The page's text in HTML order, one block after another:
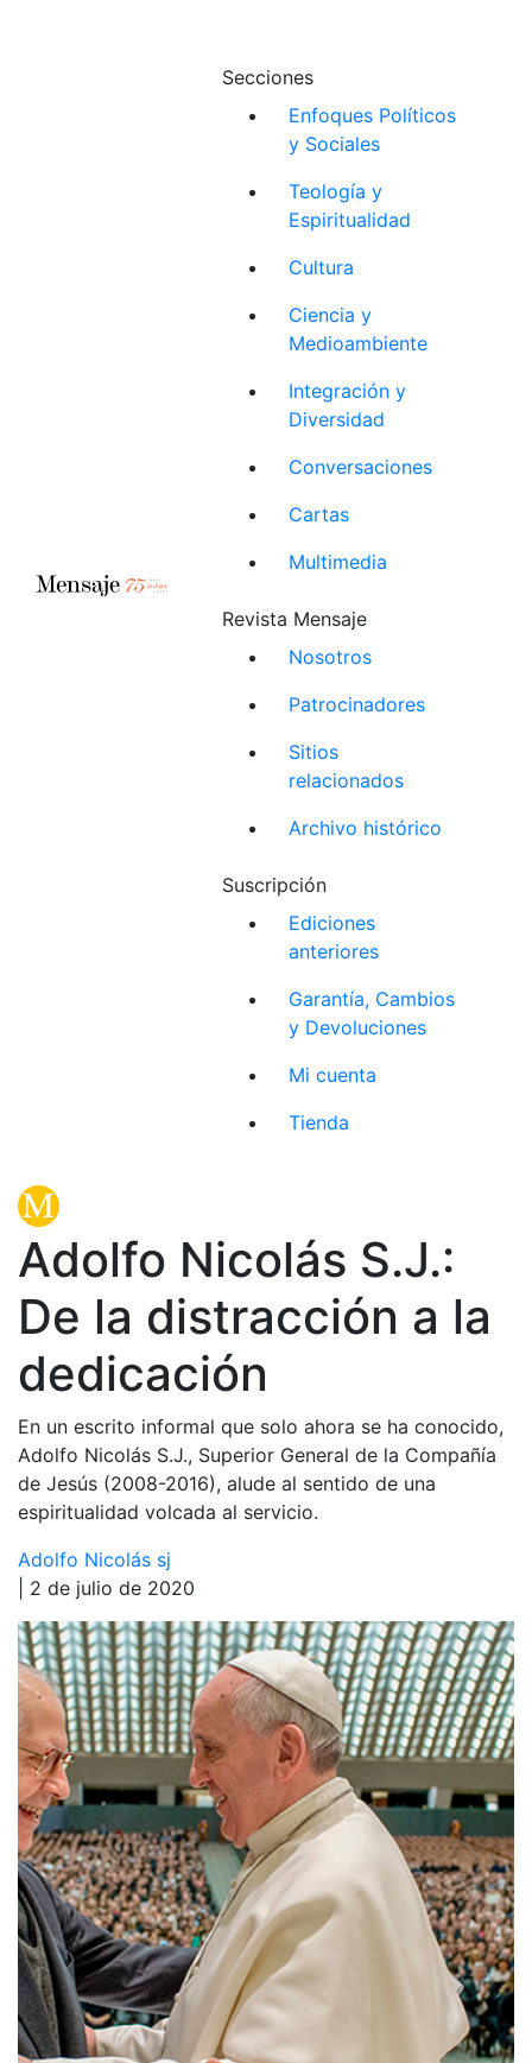
Secciones
Enfoques Políticos
y Sociales
Teología y
Espiritualidad
Cultura
Ciencia y
Medioambiente
Integración y
Diversidad
Conversaciones
Cartas
Multimedia
Revista Mensaje
Nosotros
Patrocinadores
Sitios
relacionados
Archivo histórico
Suscripción
Ediciones
anteriores
Garantía, Cambios
y Devoluciones
Mi cuenta
Tienda
Adolfo Nicolás S.J.:
De la distracción a la
dedicación
En un escrito informal que solo ahora se ha conocido,
Adolfo Nicolás S.J., Superior General de la Compañía
de Jesús (2008-2016), alude al sentido de una
espiritualidad volcada al servicio.
Adolfo Nicolás sj
| 2 de julio de 2020